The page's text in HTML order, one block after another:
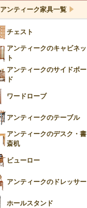
ブルーウィローパターン
Blue）
YUAN
チンツ
クリノリン
アンティーク家具一覧
チェスト
アンティークのキャビネッ
ト
アンティークのサイドボー
ド
ワードローブ
アンティークのテーブル
アンティークのデスク・書
斎机
ビューロー
アンティークのドレッサー
ホールスタンド